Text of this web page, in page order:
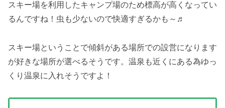
スキー場を利用したキャンプ場のため標高が高くなってい
るんですね！虫も少ないので快適すぎるかも～♬
スキー場ということで傾斜がある場所での設営になります
が好きな場所が選べるそうです。温泉も近くにある為ゆっ
くり温泉に入れそうですよ！